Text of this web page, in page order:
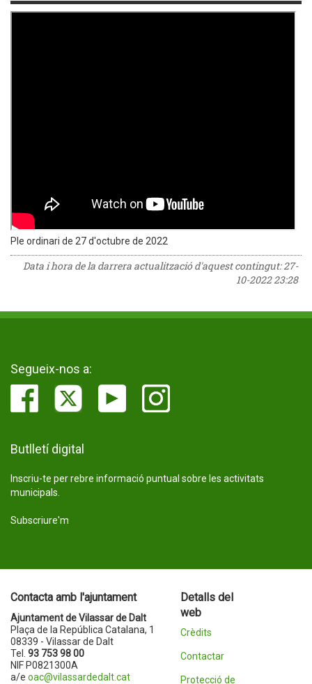
Ple ordinari de 27 d'octubre de 2022
Data i hora de la darrera actualització d'aquest contingut:27-
10-2022 23:28
Segueix-nos a:
Butlletí digital
Inscriu-te per rebre informació puntual sobre les activitats
municipals.
Subscriure'm
Contacta amb l'ajuntament
Ajuntament de Vilassar de Dalt
Plaça de la República Catalana, 1
08339 - Vilassar de Dalt
Tel. 93 753 98 00
NIF P0821300A
a/e oac@vilassardedalt.cat
Detalls del
web
Crèdits
Contactar
Protecció de